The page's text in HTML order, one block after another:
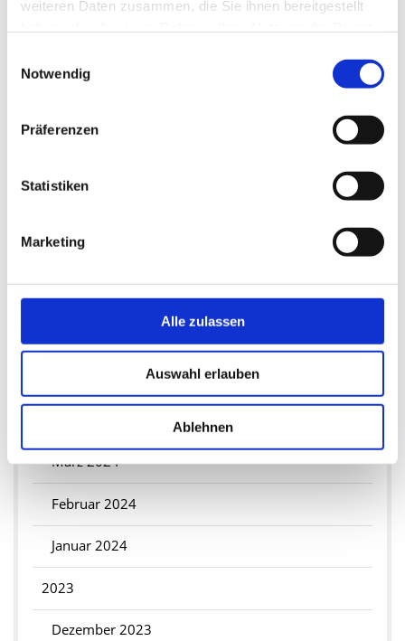
weiteren Daten zusammen, die Sie ihnen bereitgestellt
Notwendig
Präferenzen
Statistiken
Marketing
Alle zulassen
Auswahl erlauben
Ablehnen
Mai 2025
April 2025
Dezember 2024
November 2024
März 2024
Februar 2024
Januar 2024
2023
Dezember 2023